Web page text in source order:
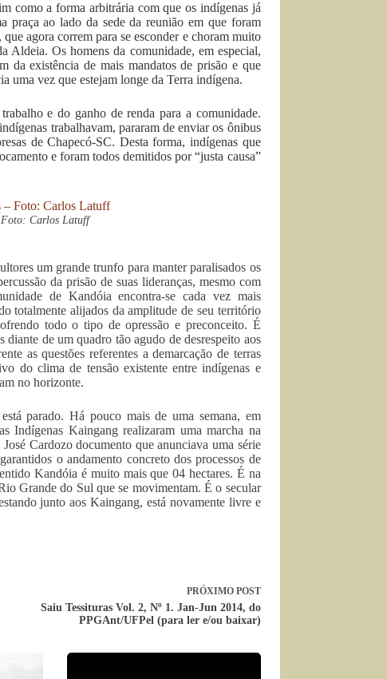
como a forma arbitrária com que os indígenas já
praça ao lado da sede da reunião em que foram
agora correm para se esconder e choram muito
Aldeia. Os homens da comunidade, em especial,
da existência de mais mandatos de prisão e que
uma vez que estejam longe da Terra indígena.
e do ganho de renda para a comunidade.
trabalhavam, pararam de enviar os ônibus
de Chapecó-SC. Desta forma, indígenas que
e foram todos demitidos por “justa causa”
Foto: Carlos Latuff
um grande trunfo para manter paralisados os
da prisão de suas lideranças, mesmo com
de Kandóia encontra-se cada vez mais
totalmente alijados da amplitude de seu território
todo o tipo de opressão e preconceito. É
de um quadro tão agudo de desrespeito aos
as questões referentes a demarcação de terras
do clima de tensão existente entre indígenas e
no horizonte.
parado. Há pouco mais de uma semana, em
Indígenas Kaingang realizaram uma marcha na
Cardozo documento que anunciava uma série
o andamento concreto dos processos de
Kandóia é muito mais que 04 hectares. É na
Grande do Sul que se movimentam. É o secular
junto aos Kaingang, está novamente livre e
PRÓXIMO POST
Saiu Tessituras Vol. 2, Nº 1. Jan-Jun 2014, do
PPGAnt/UFPel (para ler e/ou baixar)